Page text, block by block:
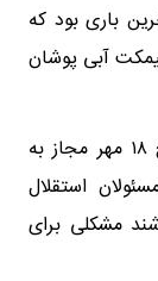
باری بود که
آبی پوشان
طبق اعلام کمیته انضباطی این مربی از تاریخ ۱۸ مهر مجاز به
استقلال
مشکلی برای